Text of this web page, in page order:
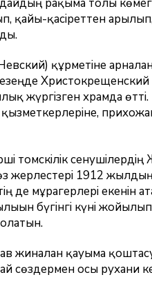
рақымға толы
қайғы-қасіреттен
құрметіне
жүргізген храмда
қызметкерлеріне,
томскілік
жерлестері 1912
де мұрагерлері екенін
бүгінгі күні
қауымға
сөздермен осы рухани